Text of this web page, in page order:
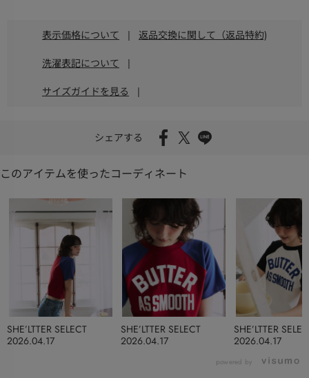
表示価格について | 返品交換に関して（返品特約)
洗濯表記について |
サイズガイドを見る |
シェアする
このアイテムを使ったコーディネート
2026.04.17
SHE’LTTER SELECT
2026.04.17
SHE’LTTER SELECT
2026.04.17
SHE’LTTER
powered by